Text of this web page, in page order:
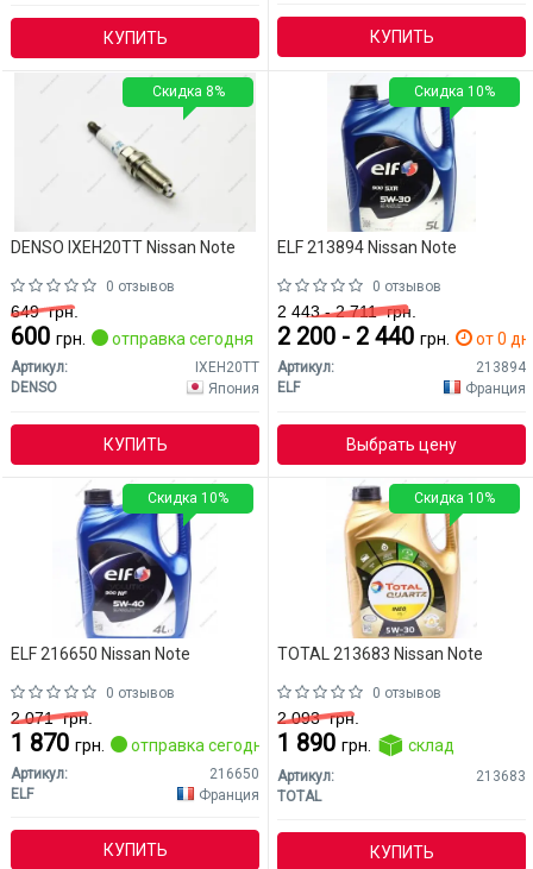
КУПИТЬ КУПИТЬ
DENSO IXEH20TT Nissan Note
0 отзывов
649грн.
600 грн. отправка сегодня
Артикул:
IXEH20TT
DENSO
Япония
КУПИТЬ
Скидка 8%
ELF 213894 Nissan Note
0 отзывов
2 443 - 2 711грн.
2 200 - 2 440 грн. от 0 дн.
Артикул:
213894
ELF
Франция
Выбрать цену
Скидка 10%
ELF 216650 Nissan Note
0 отзывов
2 071грн.
1 870 грн. отправка сегодня
Артикул:
216650
ELF
Франция
КУПИТЬ
Скидка 10%
TOTAL 213683 Nissan Note
0 отзывов
2 093грн.
1 890 грн. склад
Артикул:
213683
TOTAL
КУПИТЬ
Скидка 10%